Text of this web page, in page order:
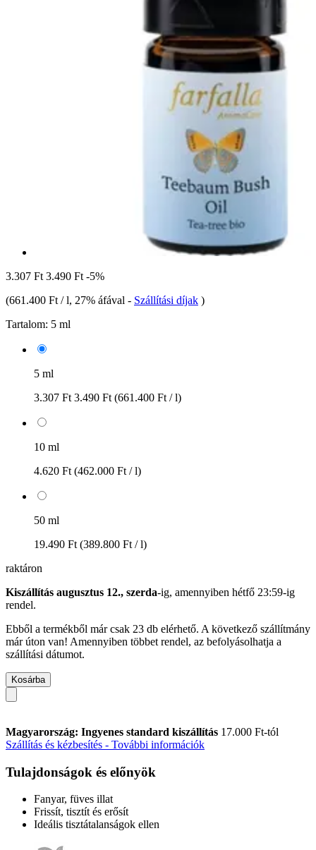
3.307 Ft 3.490 Ft -5%
(661.400 Ft / l, 27% áfával - Szállítási díjak )
Tartalom: 5 ml
5 ml
3.307 Ft 3.490 Ft (661.400 Ft / l)
10 ml
4.620 Ft (462.000 Ft / l)
50 ml
19.490 Ft (389.800 Ft / l)
raktáron
Kiszállítás augusztus 12., szerda-ig, amennyiben hétfő 23:59-ig
rendel.
Ebből a termékből már csak 23 db elérhető. A következő szállítmány
már úton van! Amennyiben többet rendel, az befolyásolhatja a
szállítási dátumot.
Kosárba
Magyarország: Ingyenes standard kiszállítás 17.000 Ft-tól
Szállítás és kézbesítés - További információk
Tulajdonságok és előnyök
Fanyar, füves illat
Frissít, tisztít és erősít
Ideális tisztátalanságok ellen